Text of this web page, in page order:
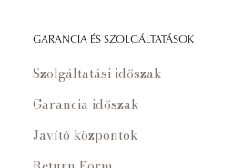
GARANCIA ÉS SZOLGÁLTATÁSOK
Szolgáltatási időszak
Garancia időszak
Javító központok